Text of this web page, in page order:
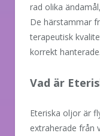
rad olika
De härstammar
terapeutisk
korrekt hanterade.
Vad är
Eteriska oljor är
extraherade från